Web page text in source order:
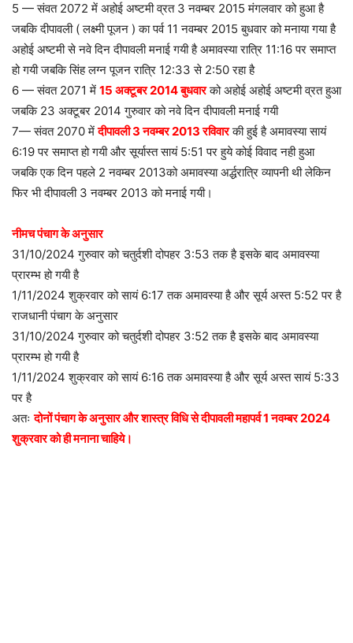
5 — संवत 2072 में अहोई अष्टमी व्रत 3 नवम्बर 2015 मंगलवार को हुआ है
जबकि दीपावली ( लक्ष्मी पूजन ) का पर्व 11 नवम्बर 2015 बुधवार को मनाया गया है
अहोई अष्टमी से नवे दिन दीपावली मनाई गयी है अमावस्या रात्रि 11:16 पर समाप्त
हो गयी जबकि सिंह लग्न पूजन रात्रि 12:33 से 2:50 रहा है
6 — संवत 2071 में 15 अक्टूबर 2014 बुधवारको अहोई अहोई अष्टमी व्रत हुआ
जबकि 23 अक्टूबर 2014 गुरुवार को नवे दिन दीपावली मनाई गयी
7— संवत 2070 मेंदीपावली 3 नवम्बर 2013 रविवारकी हुई है अमावस्या सायं
6:19 पर समाप्त हो गयी और सूर्यास्त सायं 5:51 पर हुये कोई विवाद नही हुआ
जबकि एक दिन पहले 2 नवम्बर 2013को अमावस्या अर्द्धरात्रि व्यापनी थी लेकिन
फिर भी दीपावली 3 नवम्बर 2013 को मनाई गयी।
नीमच पंचाग के अनुसार
31/10/2024 गुरुवार को चतुर्दशी दोपहर 3:53 तक है इसके बाद अमावस्या
प्रारम्भ हो गयी है
1/11/2024 शुक्रवार को सायं 6:17 तक अमावस्या है और सूर्य अस्त 5:52 पर है
राजधानी पंचाग के अनुसार
31/10/2024 गुरुवार को चतुर्दशी दोपहर 3:52 तक है इसके बाद अमावस्या
प्रारम्भ हो गयी है
1/11/2024 शुक्रवार को सायं 6:16 तक अमावस्या है और सूर्य अस्त सायं 5:33
पर है
अतःदोनों पंचाग के अनुसार और शास्त्र विधि से दीपावली महापर्व 1 नवम्बर 2024
शुक्रवार को ही मनाना चाहिये।